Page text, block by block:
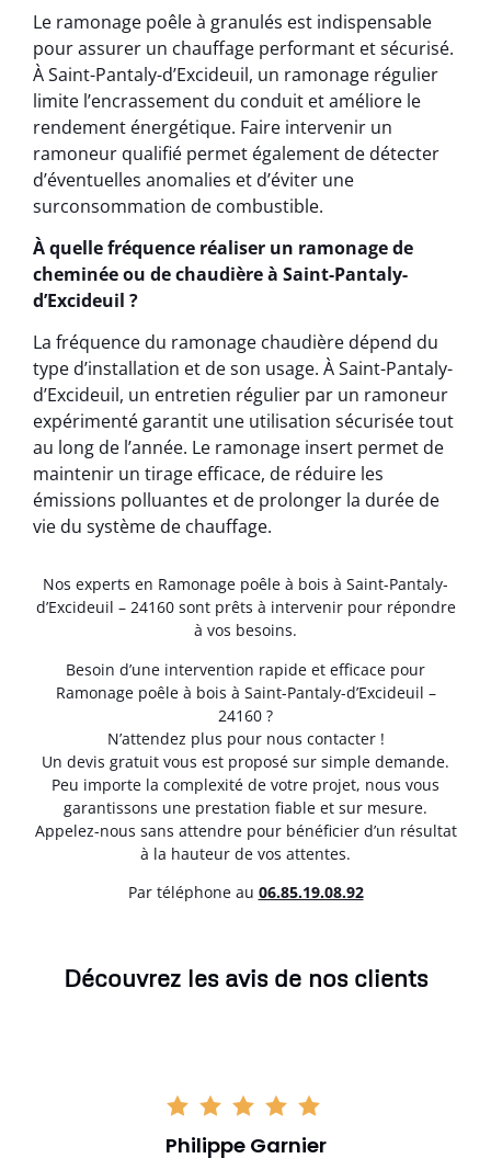
Le ramonage poêle à granulés est indispensable
pour assurer un chauffage performant et sécurisé.
À Saint-Pantaly-d’Excideuil, un ramonage régulier
limite l’encrassement du conduit et améliore le
rendement énergétique. Faire intervenir un
ramoneur qualifié permet également de détecter
d’éventuelles anomalies et d’éviter une
surconsommation de combustible.
À quelle fréquence réaliser un ramonage de
cheminée ou de chaudière à Saint-Pantaly-
d’Excideuil ?
La fréquence du ramonage chaudière dépend du
type d’installation et de son usage. À Saint-Pantaly-
d’Excideuil, un entretien régulier par un ramoneur
expérimenté garantit une utilisation sécurisée tout
au long de l’année. Le ramonage insert permet de
maintenir un tirage efficace, de réduire les
émissions polluantes et de prolonger la durée de
vie du système de chauffage.
Nos experts en Ramonage poêle à bois à Saint-Pantaly-
d’Excideuil – 24160 sont prêts à intervenir pour répondre
à vos besoins.
Besoin d’une intervention rapide et efficace pour
Ramonage poêle à bois à Saint-Pantaly-d’Excideuil –
24160 ?
N’attendez plus pour nous contacter !
Un devis gratuit vous est proposé sur simple demande.
Peu importe la complexité de votre projet, nous vous
garantissons une prestation fiable et sur mesure.
Appelez-nous sans attendre pour bénéficier d’un résultat
à la hauteur de vos attentes.
Par téléphone au 06.85.19.08.92
Découvrez les avis de nos clients
Philippe Garnier